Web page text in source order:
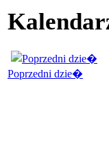
Poprzedni dzie�